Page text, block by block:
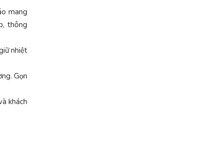
mang
thông
nhiệt
Gọn
khách